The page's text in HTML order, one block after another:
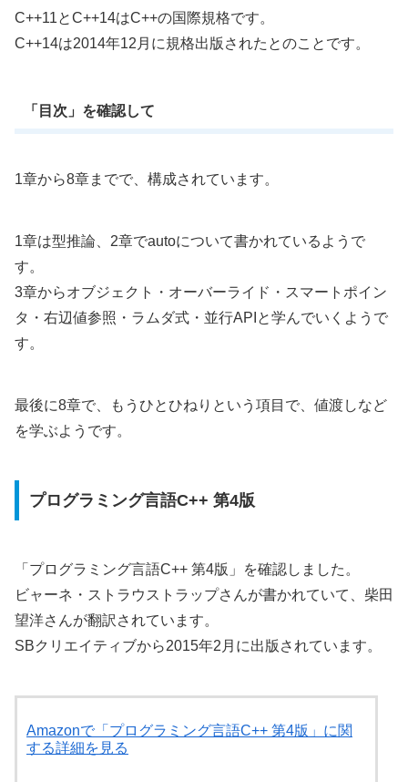
C++11とC++14はC++の国際規格です。
C++14は2014年12月に規格出版されたとのことです。
「目次」を確認して
1章から8章までで、構成されています。
1章は型推論、2章でautoについて書かれているようで
す。
3章からオブジェクト・オーバーライド・スマートポイン
タ・右辺値参照・ラムダ式・並行APIと学んでいくようで
す。
最後に8章で、もうひとひねりという項目で、値渡しなど
を学ぶようです。
プログラミング言語C++ 第4版
「プログラミング言語C++ 第4版」を確認しました。
ビャーネ・ストラウストラップさんが書かれていて、柴田
望洋さんが翻訳されています。
SBクリエイティブから2015年2月に出版されています。
Amazonで「プログラミング言語C++ 第4版」に関
する詳細を見る